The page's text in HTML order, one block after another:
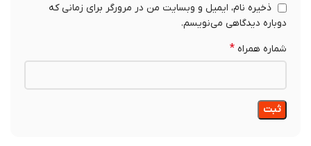
ذخیره نام، ایمیل و وبسایت من در مرورگر برای زمانی که
دوباره دیدگاهی می‌نویسم.
شماره همراه*